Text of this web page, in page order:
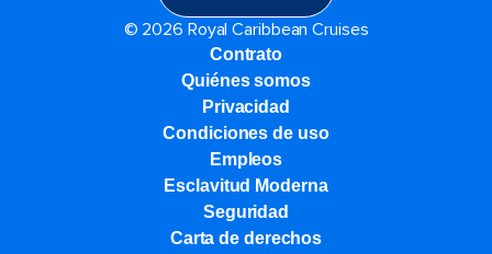
© 2026 Royal Caribbean Cruises
Contrato
Quiénes somos
Privacidad
Condiciones de uso
Empleos
Esclavitud Moderna
Seguridad
Carta de derechos